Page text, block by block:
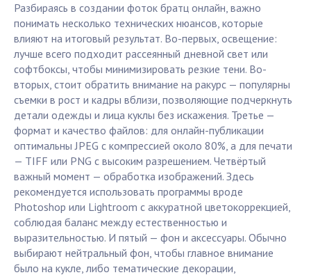
Разбираясь в создании фоток братц онлайн, важно
понимать несколько технических нюансов, которые
влияют на итоговый результат. Во-первых, освещение:
лучше всего подходит рассеянный дневной свет или
софтбоксы, чтобы минимизировать резкие тени. Во-
вторых, стоит обратить внимание на ракурс — популярны
съемки в рост и кадры вблизи, позволяющие подчеркнуть
детали одежды и лица куклы без искажения. Третье —
формат и качество файлов: для онлайн-публикации
оптимальны JPEG с компрессией около 80%, а для печати
— TIFF или PNG с высоким разрешением. Четвёртый
важный момент — обработка изображений. Здесь
рекомендуется использовать программы вроде
Photoshop или Lightroom с аккуратной цветокоррекцией,
соблюдая баланс между естественностью и
выразительностью. И пятый — фон и аксессуары. Обычно
выбирают нейтральный фон, чтобы главное внимание
было на кукле, либо тематические декорации,